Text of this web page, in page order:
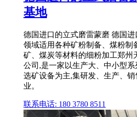
基地
德国进口的立式磨雷蒙磨 德国
领域适用各种矿粉制备、煤粉制
矿、煤炭等材料的细粉加工郑州
公司,是一家以生产大、中小型
选矿设备为主,集研发、生产、
业。
联系电话: 180 3780 8511